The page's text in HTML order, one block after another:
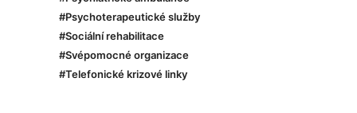
#Psychoterapeutické služby
#Sociální rehabilitace
#Svépomocné organizace
#Telefonické krizové linky